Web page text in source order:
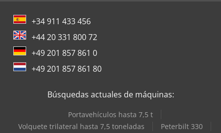
+34 911 433 456
+44 20 331 800 72
+49 201 857 861 0
+49 201 857 861 80
Búsquedas actuales de máquinas:
Portavehículos hasta 7,5 t
Volquete trilateral hasta 7,5 toneladas
Peterbilt 330